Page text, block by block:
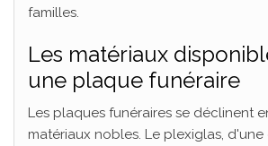
familles.
Les matériaux
une plaque funéraire
Les plaques funéraires se déclinent
matériaux nobles. Le plexiglas, d'une